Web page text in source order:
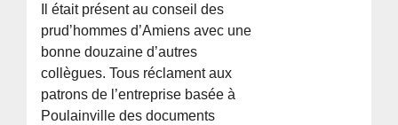
Il était présent au conseil des
prud’hommes d’Amiens avec une
bonne douzaine d’autres
collègues. Tous réclament aux
patrons de l’entreprise basée à
Poulainville des documents